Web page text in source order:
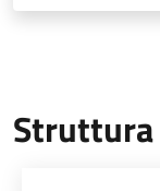
Struttura